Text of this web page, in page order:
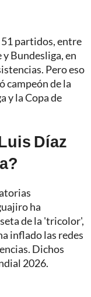
partidos, entre
y Bundesliga, en
Pero eso
campeón de la
y la Copa de
Díaz
ha
de la 'tricolor',
inflado las redes
Dichos
2026.